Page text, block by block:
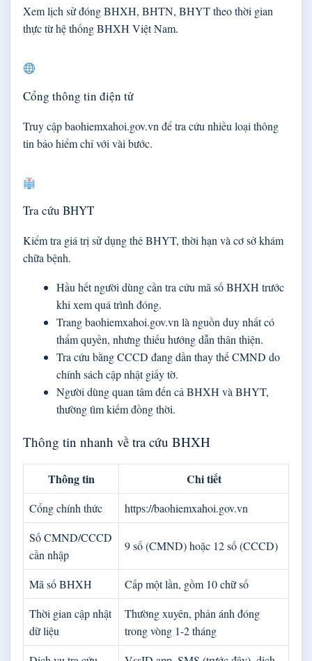
Xem lịch sử đóng BHXH, BHTN, BHYT theo thời gian
thực từ hệ thống BHXH Việt Nam.
Cổng thông tin điện tử
Truy cập baohiemxahoi.gov.vn để tra cứu nhiều loại thông
tin bảo hiểm chỉ với vài bước.
Tra cứu BHYT
Kiểm tra giá trị sử dụng thẻ BHYT, thời hạn và cơ sở khám
chữa bệnh.
Hầu hết người dùng cần tra cứu mã số BHXH trước
khi xem quá trình đóng.
Trang baohiemxahoi.gov.vn là nguồn duy nhất có
thẩm quyền, nhưng thiếu hướng dẫn thân thiện.
Tra cứu bằng CCCD đang dần thay thế CMND do
chính sách cập nhật giấy tờ.
Người dùng quan tâm đến cả BHXH và BHYT,
thường tìm kiếm đồng thời.
Thông tin nhanh về tra cứu BHXH
Thông tin Chi tiết
Cổng chính thức
https://baohiemxahoi.gov.vn
Số CMND/CCCD
cần nhập
9 số (CMND) hoặc 12 số (CCCD)
Mã số BHXH
Cấp một lần, gồm 10 chữ số
Thời gian cập nhật
dữ liệu
Thường xuyên, phản ánh đóng
trong vòng 1-2 tháng